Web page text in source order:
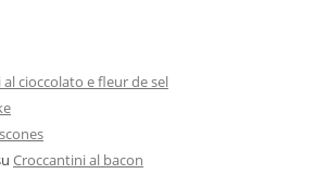
al cioccolato e fleur de sel
Croccantini al bacon